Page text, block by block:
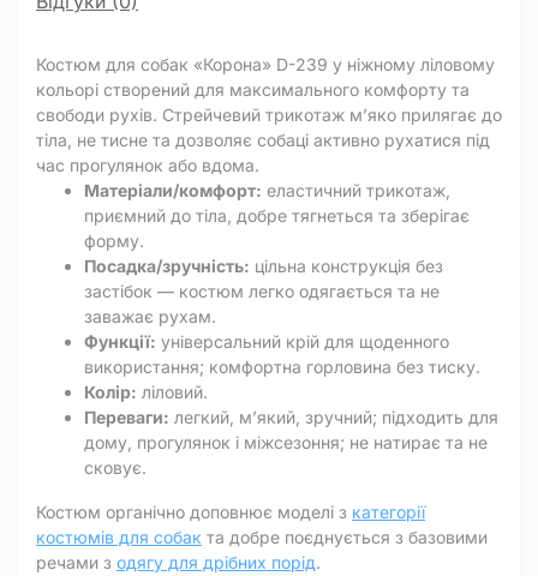
Костюм для собак «Корона» D-239 у ніжному ліловому
кольорі створений для максимального комфорту та
свободи рухів. Стрейчевий трикотаж м’яко прилягає до
тіла, не тисне та дозволяє собаці активно рухатися під
час прогулянок або вдома.
Матеріали/комфорт: еластичний трикотаж,
приємний до тіла, добре тягнеться та зберігає
форму.
Посадка/зручність: цільна конструкція без
застібок — костюм легко одягається та не
заважає рухам.
Функції: універсальний крій для щоденного
використання; комфортна горловина без тиску.
Колір: ліловий.
Переваги: легкий, м’який, зручний; підходить для
дому, прогулянок і міжсезоння; не натирає та не
сковує.
Костюм органічно доповнює моделі з категорії
костюмів для собак та добре поєднується з базовими
речами з одягу для дрібних порід.